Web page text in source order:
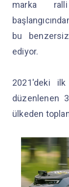
marka
bu
ediyor.
2021'deki
düzenlenen
ülkeden